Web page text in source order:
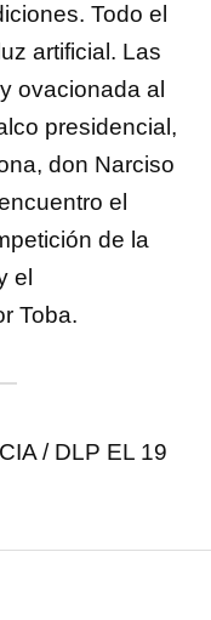
Todo el
artificial. Las
ovacionada al
presidencial,
don Narciso
el
de la
el
Toba.
/ DLP EL 19